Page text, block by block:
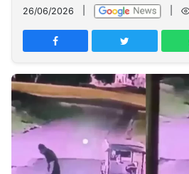
PT
TREETAN
MULTIMEDIA
INDONESIA
Partner
Insight
Suara
Time
Lens
Daily
Jogja
Jalan
Rakyat
Idealita
News
Kita
Notice
Dinamikapost.com
Radar
Seedbacklink
26/06/2026